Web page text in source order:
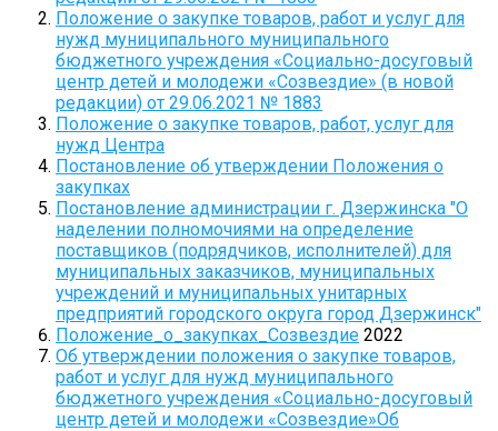
Безопасность дорожного движения
Безопасность на железной дороге
Безопасность на воде
Профилактика асоциального поведения
Безопасность в интернете
Мошенники не дремлют
ЭЛЕКТРИЧЕСКИЙ ТОК - ДЕТЯМ НЕ ДРУГ!
ОСТОРОЖНО, КЛЕЩИ!
Противодействие коррупции
Информация о кадровом обеспечении, вакансии
Юридические реквизиты Центра
О центре
Клубы
Положение о закупке товаров, работ и услуг для
нужд муниципального муниципального
бюджетного учреждения «Социально-досуговый
центр детей и молодежи «Созвездие» (в новой
редакции) от 29.06.2021 № 1883
Положение о закупке товаров, работ, услуг для
нужд Центра
Постановление об утверждении Положения о
закупках
Постановление администрации г. Дзержинска "О
наделении полномочиями на определение
поставщиков (подрядчиков, исполнителей) для
муниципальных заказчиков, муниципальных
учреждений и муниципальных унитарных
предприятий городского округа город Дзержинск"
Положение_о_закупках_Созвездие 2022
Об утверждении положения о закупке товаров,
работ и услуг для нужд муниципального
бюджетного учреждения «Социально-досуговый
центр детей и молодежи «Созвездие»Об